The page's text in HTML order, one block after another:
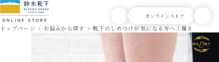
トップページ お悩みから探す 靴下のしめつけが気になる方へ｜履き口ゆった